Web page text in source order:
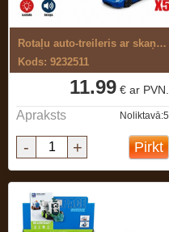
Rotaļu auto-treileris ar skaņu ,gaismu ...
Kods: 9232511
11.99 € ar PVN.
Apraksts Noliktavā:5
- + Pirkt